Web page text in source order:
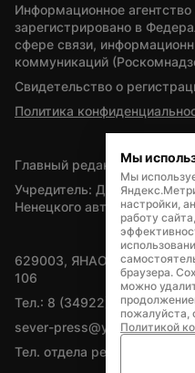
Информационное
зарегистрировано в
сфере связи,
коммуникаций
Свидетельство о
Политика
Главный редактор — А.Л.
Учредитель: Департамент
Ненецкого автономного
629003, ЯНАО, Салехард,
106
Тел.: 8 (34922) 71262
sever-press@yamal-media.ru
Тел. отдела рекламы: 8
Мы
Мы
настройки,
работу
браузера.
можно
пожалуйста,
Политикой